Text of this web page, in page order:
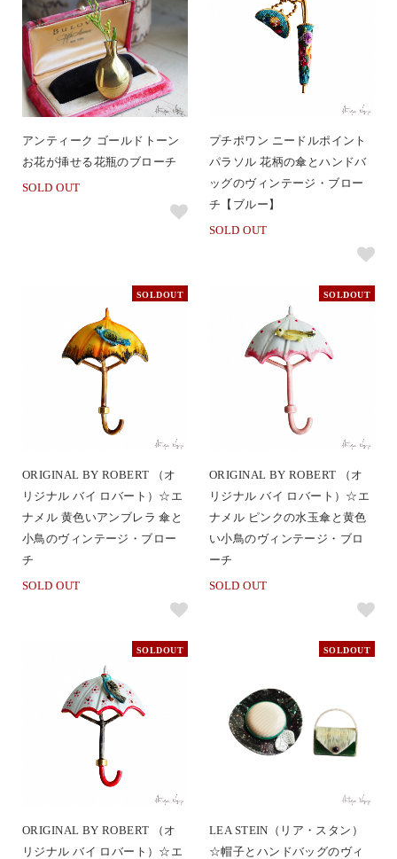
アンティーク ゴールドトーン
お花が挿せる花瓶のブローチ
SOLD OUT
プチポワン ニードルポイント
パラソル 花柄の傘とハンドバ
ッグのヴィンテージ・ブロー
チ【ブルー】
SOLD OUT
SOLDOUT
ORIGINAL BY ROBERT （オ
リジナル バイ ロバート）☆エ
ナメル 黄色いアンブレラ 傘と
小鳥のヴィンテージ・ブロー
チ
SOLD OUT
SOLDOUT
ORIGINAL BY ROBERT （オ
リジナル バイ ロバート）☆エ
ナメル ピンクの水玉傘と黄色
い小鳥のヴィンテージ・ブロ
ーチ
SOLD OUT
SOLDOUT
ORIGINAL BY ROBERT （オ
リジナル バイ ロバート）☆エ
SOLDOUT
LEA STEIN（リア・スタン）
☆帽子とハンドバッグのヴィ